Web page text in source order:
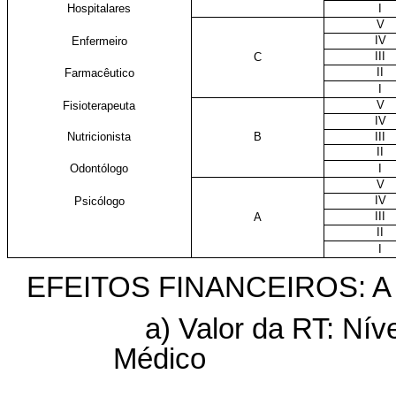
Hospitalares
V
Enfermeiro
IV
C
Farmacêutico
Fisioterapeuta
V
IV
Nutricionista
B
Odontólogo
V
Psicólogo
IV
A
EFEITOS FINANCEIROS:
a) Valor da RT:
Médico